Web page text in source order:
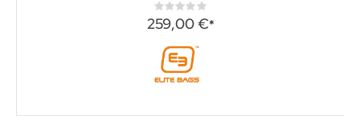
Rating:
0%
259,00 €